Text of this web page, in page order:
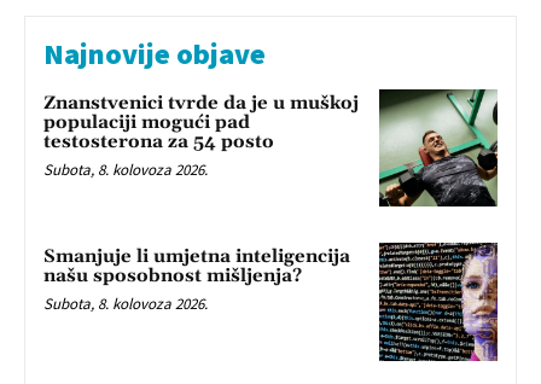
Najnovije objave
Znanstvenici tvrde da je u muškoj
populaciji mogući pad
testosterona za 54 posto
Subota, 8. kolovoza 2026.
Smanjuje li umjetna inteligencija
našu sposobnost mišljenja?
Subota, 8. kolovoza 2026.